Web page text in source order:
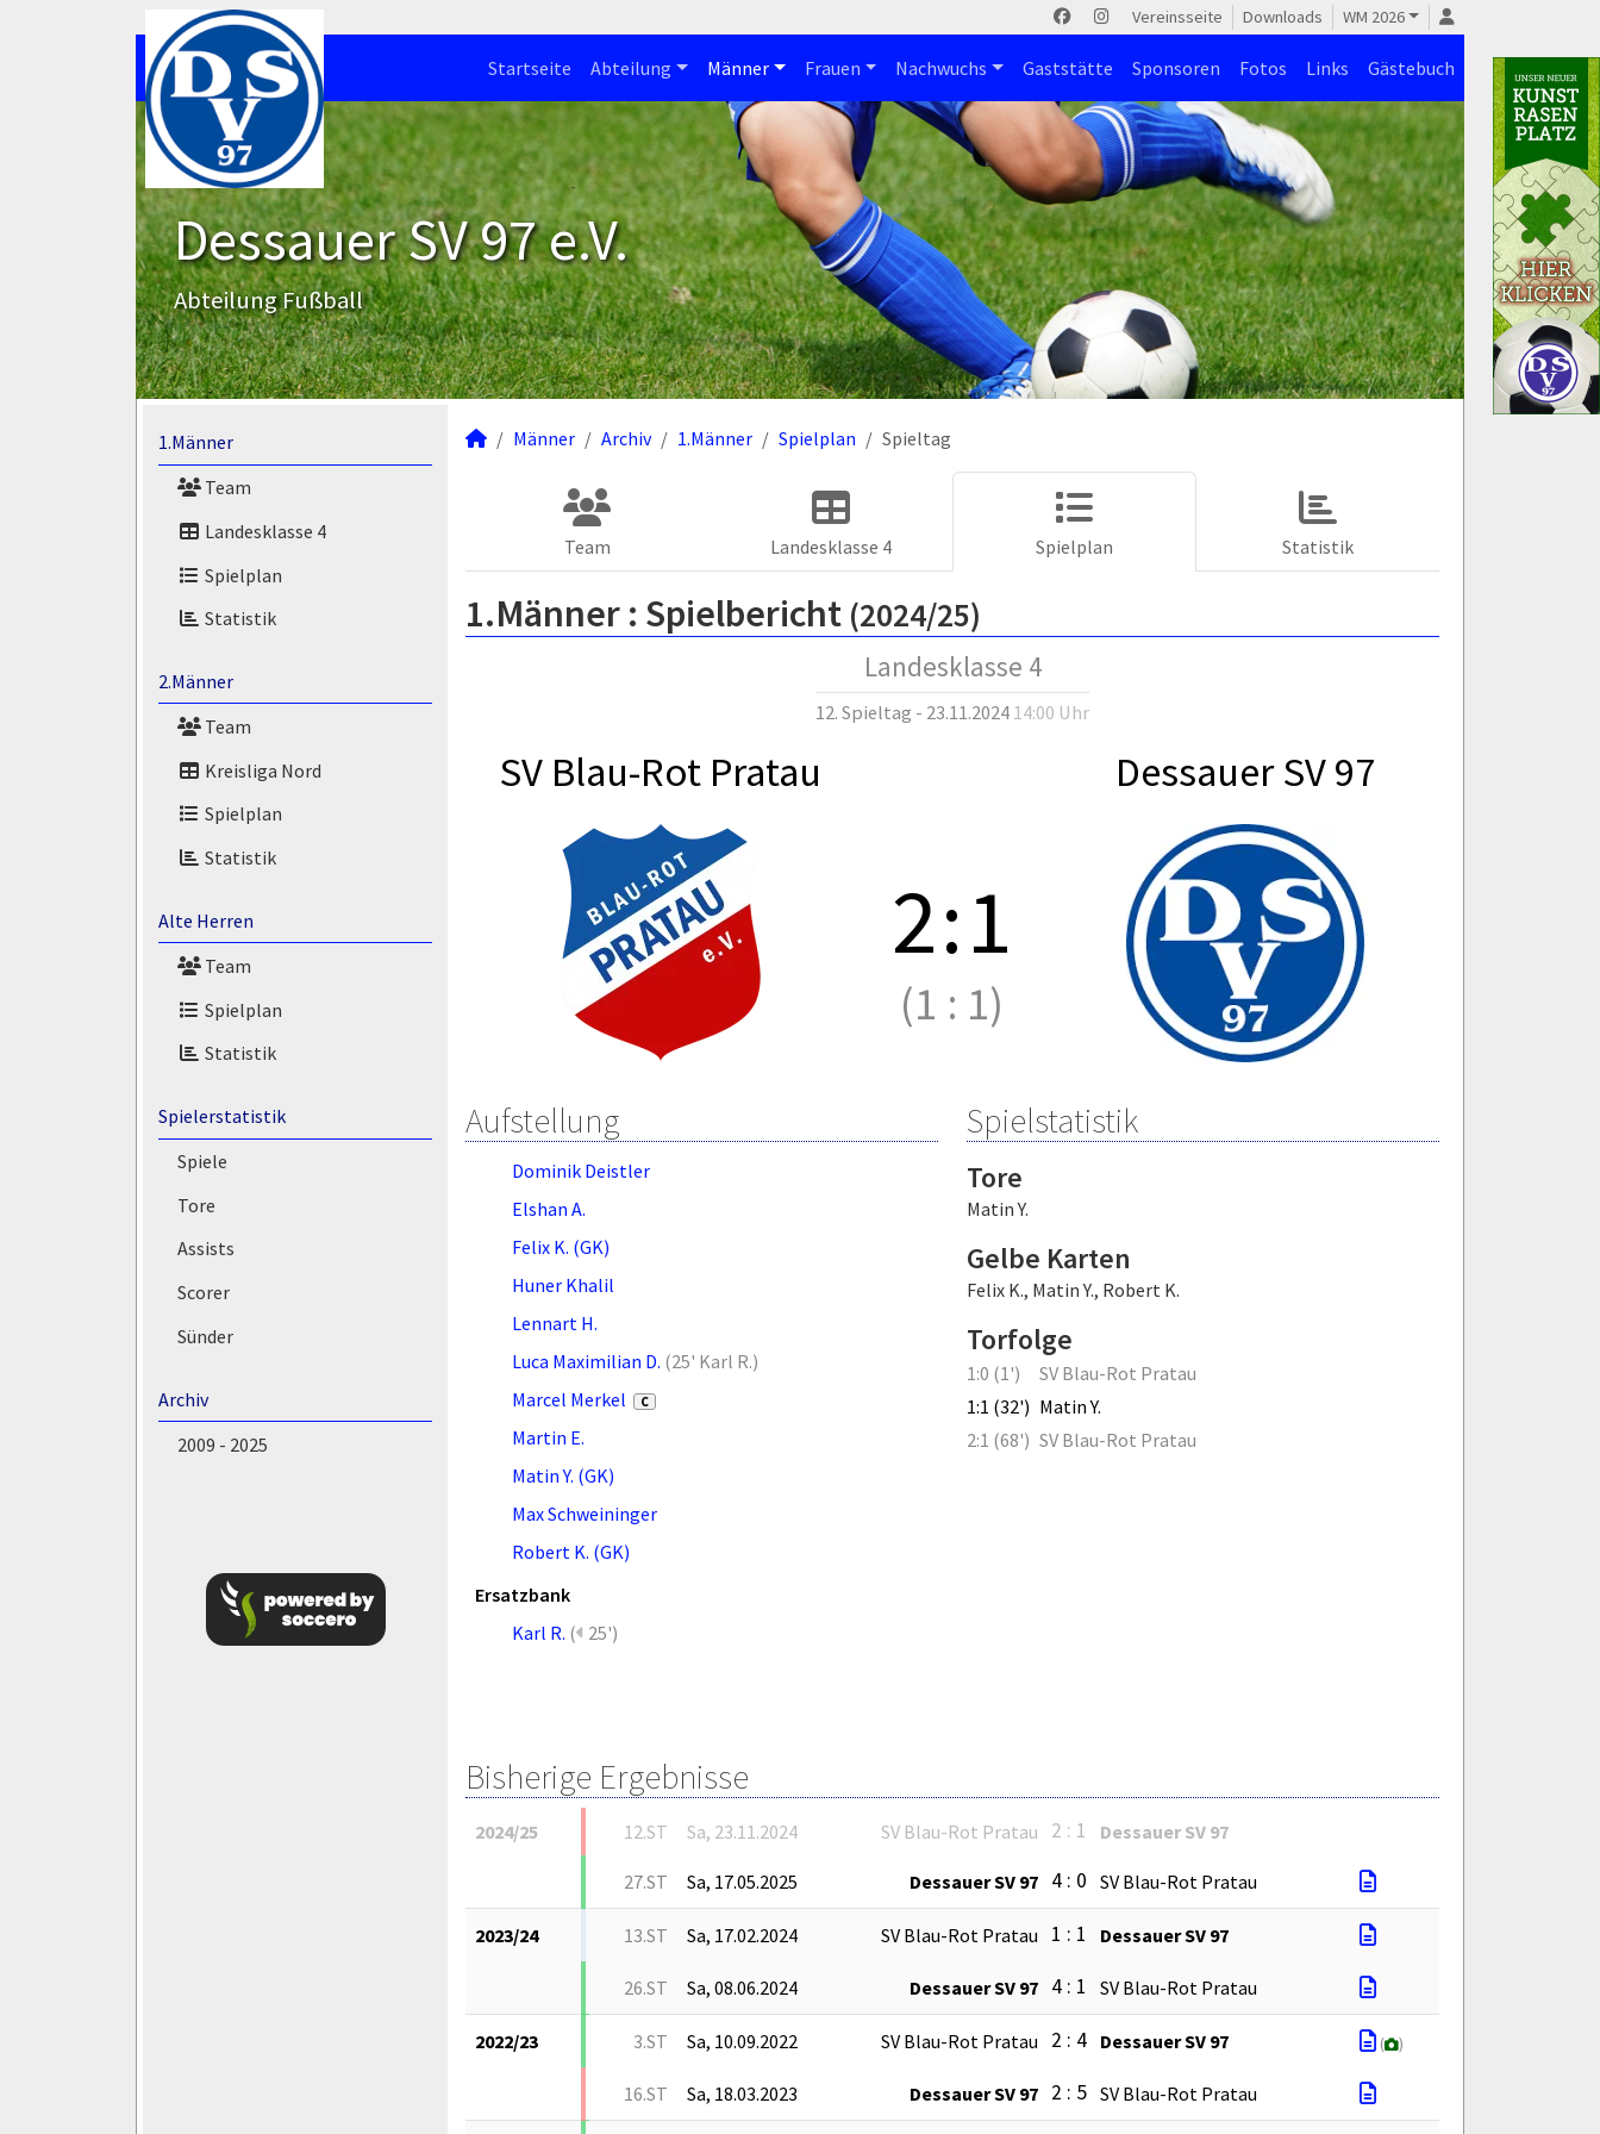
Vereinsseite Downloads WM 2026
Startseite Abteilung Männer Frauen Nachwuchs Gaststätte Sponsoren Fotos Links Gästebuch
Dessauer SV 97 e.V.
Abteilung Fußball
1.Männer
Team
Landesklasse 4
Spielplan
Statistik
2.Männer
Team
Kreisliga Nord
Spielplan
Statistik
Alte Herren
Team
Spielplan
Statistik
Spielerstatistik
Spiele
Tore
Assists
Scorer
Sünder
Archiv
2009 - 2025
Männer Archiv 1.Männer Spielplan Spieltag
Team Landesklasse 4 Spielplan Statistik
1.Männer : Spielbericht (2024/25)
Landesklasse 4
12. Spieltag - 23.11.2024 14:00 Uhr
SV Blau-Rot Pratau Dessauer SV 97
2:1
(1 : 1)
Aufstellung
Dominik Deistler
Elshan A.
Felix K. (GK)
Huner Khalil
Lennart H.
Luca Maximilian D. (25' Karl R.)
Marcel Merkel
C
Martin E.
Matin Y. (GK)
Max Schweininger
Robert K. (GK)
Ersatzbank
Karl R. ( 25')
Spielstatistik
Tore
Matin Y.
Gelbe Karten
Felix K., Matin Y., Robert K.
Torfolge
1:0 (1')
SV Blau-Rot Pratau
1:1 (32') Matin Y.
2:1 (68') SV Blau-Rot Pratau
Bisherige Ergebnisse
2024/25 12.ST Sa, 23.11.2024 SV Blau-Rot Pratau 2 : 1 Dessauer SV 97
27.ST Sa, 17.05.2025 Dessauer SV 97 4 : 0 SV Blau-Rot Pratau
2023/24 13.ST Sa, 17.02.2024 SV Blau-Rot Pratau 1 : 1 Dessauer SV 97
26.ST Sa, 08.06.2024 Dessauer SV 97 4 : 1 SV Blau-Rot Pratau
2022/23 3.ST Sa, 10.09.2022 SV Blau-Rot Pratau 2 : 4 Dessauer SV 97 ( )
16.ST Sa, 18.03.2023 Dessauer SV 97 2 : 5 SV Blau-Rot Pratau